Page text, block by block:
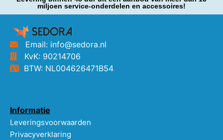
miljoen service-onderdelen en accessoires!
Email: info@sedora.nl
KvK: 90214706
BTW: NL004626471B54
Informatie
Leveringsvoorwaarden
Privacyverklaring